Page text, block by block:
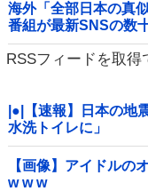
海外「全部日本の真
番組が最新SNSの数
RSSフィードを取得
|●|【速報】日本の地
水洗トイレに」
【画像】アイドルの
w w w